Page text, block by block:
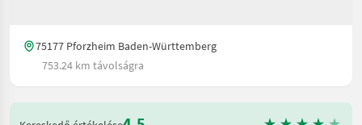
75177 Pforzheim Baden-Württemberg
753.24 km távolságra